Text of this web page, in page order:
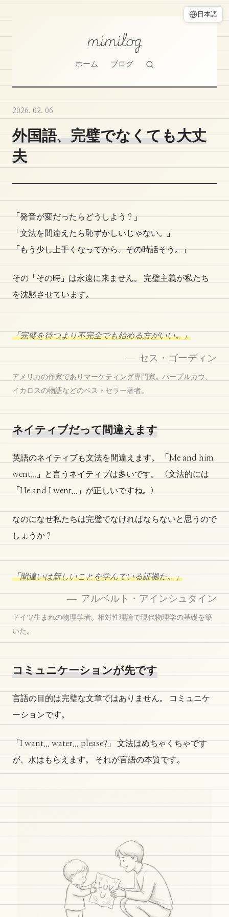
日本語
mimilog
ホーム ブログ
2026. 02. 06
外国語、完璧でなくても大丈
夫
「発音が変だったらどうしよう？」
「文法を間違えたら恥ずかしいじゃない。」
「もう少し上手くなってから、その時話そう。」
その「その時」は永遠に来ません。 完璧主義が私たち
を沈黙させています。
「完璧を待つより不完全でも始める方がいい。」
— セス・ゴーディン
アメリカの作家でありマーケティング専門家。パープルカウ、
イカロスの物語などのベストセラー著者。
ネイティブだって間違えます
英語のネイティブも文法を間違えます。 「Me and him
went...」と言うネイティブは多いです。 （文法的には
「He and I went...」が正しいですね。）
なのになぜ私たちは完璧でなければならないと思うので
しょうか？
「間違いは新しいことを学んでいる証拠だ。」
— アルベルト・アインシュタイン
ドイツ生まれの物理学者。相対性理論で現代物理学の基礎を築
いた。
コミュニケーションが先です
言語の目的は完璧な文章ではありません。 コミュニケ
ーションです。
「I want... water... please?」 文法はめちゃくちゃです
が、水はもらえます。 それが言語の本質です。